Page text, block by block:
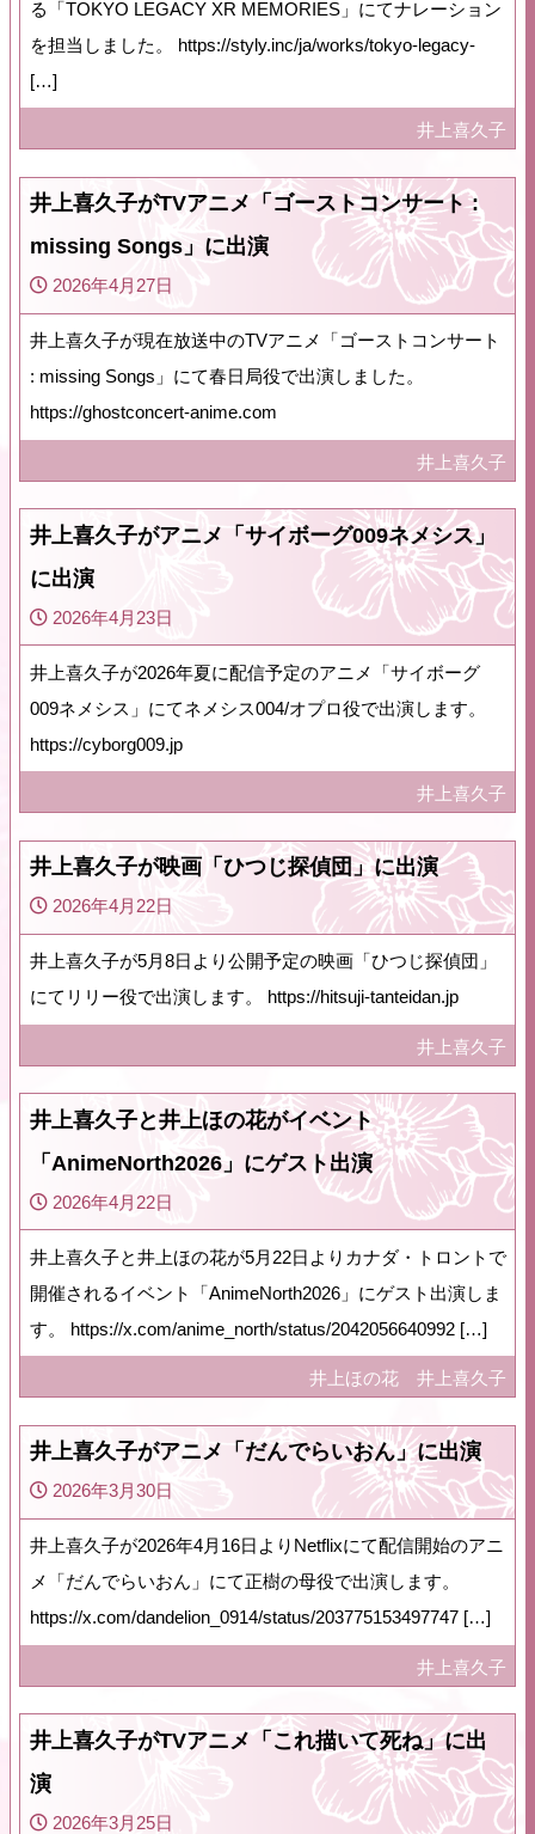
る「TOKYO LEGACY XR MEMORIES」にてナレーション
を担当しました。 https://styly.inc/ja/works/tokyo-legacy-
[…]
井上喜久子
井上喜久子がTVアニメ「ゴーストコンサート :
missing Songs」に出演
2026年4月27日
井上喜久子が現在放送中のTVアニメ「ゴーストコンサート
: missing Songs」にて春日局役で出演しました。
https://ghostconcert-anime.com
井上喜久子
井上喜久子がアニメ「サイボーグ009ネメシス」
に出演
2026年4月23日
井上喜久子が2026年夏に配信予定のアニメ「サイボーグ
009ネメシス」にてネメシス004/オプロ役で出演します。
https://cyborg009.jp
井上喜久子
井上喜久子が映画「ひつじ探偵団」に出演
2026年4月22日
井上喜久子が5月8日より公開予定の映画「ひつじ探偵団」
にてリリー役で出演します。 https://hitsuji-tanteidan.jp
井上喜久子
井上喜久子と井上ほの花がイベント
「AnimeNorth2026」にゲスト出演
2026年4月22日
井上喜久子と井上ほの花が5月22日よりカナダ・トロントで
開催されるイベント「AnimeNorth2026」にゲスト出演しま
す。 https://x.com/anime_north/status/2042056640992 […]
井上ほの花 井上喜久子
井上喜久子がアニメ「だんでらいおん」に出演
2026年3月30日
井上喜久子が2026年4月16日よりNetflixにて配信開始のアニ
メ「だんでらいおん」にて正樹の母役で出演します。
https://x.com/dandelion_0914/status/203775153497747 […]
井上喜久子
井上喜久子がTVアニメ「これ描いて死ね」に出
演
2026年3月25日